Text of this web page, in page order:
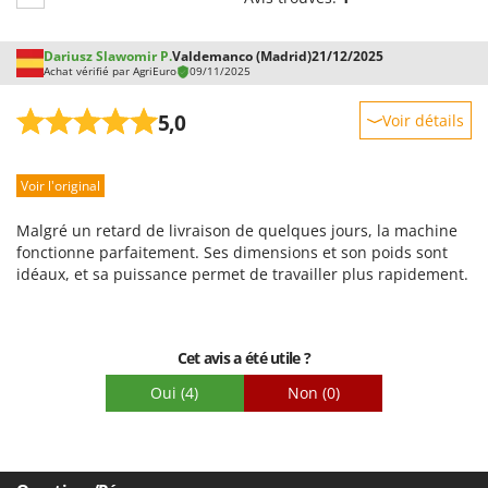
Y Yard Force
Z
Zanon
ZGrills
Zodiac
Zomax
Dariusz Slawomir P.Valdemanco (Madrid)21/12/2025
Achat vérifié par AgriEuro 09/11/2025
5,0 Voir détails
Prestations
Qualité / Prix
Facilité de montage
Voir l'original
Malgré un retard de livraison de quelques jours, la machine
fonctionne parfaitement. Ses dimensions et son poids sont
idéaux, et sa puissance permet de travailler plus rapidement.
Cet avis a été utile ?
Oui (4) Non (0)